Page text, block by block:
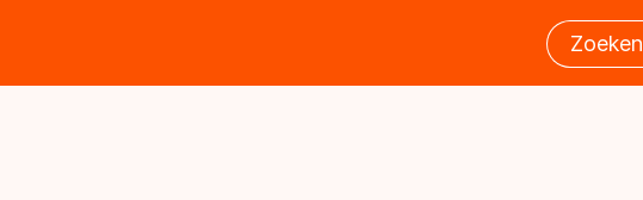
Zoeken